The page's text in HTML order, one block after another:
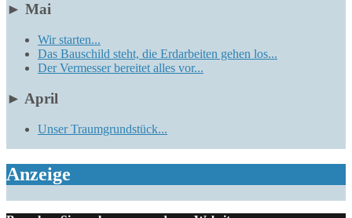
► Mai
Wir starten...
Das Bauschild steht, die Erdarbeiten gehen los...
Der Vermesser bereitet alles vor...
► April
Unser Traumgrundstück...
Anzeige